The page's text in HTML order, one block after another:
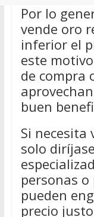
Por lo
vende oro
inferior el
este
de compra
buen
Si necesita
solo
personas
pueden
precio